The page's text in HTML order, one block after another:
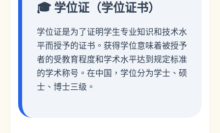
🎓 学位证（学位证书）
学位证是为了证明学生专业知识和技术水
平而授予的证书。获得学位意味着被授予
者的受教育程度和学术水平达到规定标准
的学术称号。在中国，学位分为学士、硕
士、博士三级。